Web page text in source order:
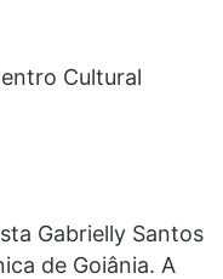
Cultural
Gabrielly Santos
de Goiânia. A